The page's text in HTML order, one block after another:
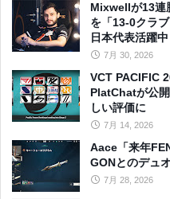
Mixwellが13連
を「13-0クラ
日本代表活躍中
7月 30, 2026
VCT PACIFIC
PlatChatが公
しい評価に
7月 14, 2026
Aace「来年
GONとのデュ
7月 28, 2026